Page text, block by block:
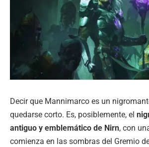
Decir que Mannimarco es un
quedarse corto. Es, posiblemente, el
antiguo y emblemático de Nirn, con
comienza en las sombras del Gremio